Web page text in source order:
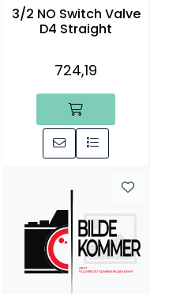
3/2 NO Switch Valve
D4 Straight
724,19